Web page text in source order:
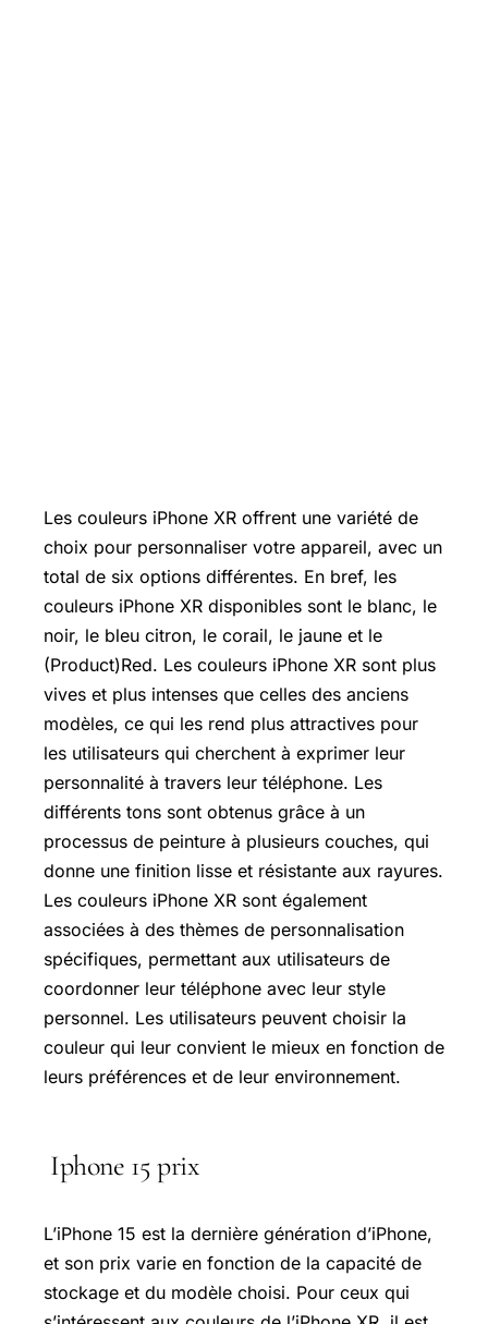
Les couleurs iPhone XR offrent une variété de
choix pour personnaliser votre appareil, avec un
total de six options différentes. En bref, les
couleurs iPhone XR disponibles sont le blanc, le
noir, le bleu citron, le corail, le jaune et le
(Product)Red. Les couleurs iPhone XR sont plus
vives et plus intenses que celles des anciens
modèles, ce qui les rend plus attractives pour
les utilisateurs qui cherchent à exprimer leur
personnalité à travers leur téléphone. Les
différents tons sont obtenus grâce à un
processus de peinture à plusieurs couches, qui
donne une finition lisse et résistante aux rayures.
Les couleurs iPhone XR sont également
associées à des thèmes de personnalisation
spécifiques, permettant aux utilisateurs de
coordonner leur téléphone avec leur style
personnel. Les utilisateurs peuvent choisir la
couleur qui leur convient le mieux en fonction de
leurs préférences et de leur environnement.
Iphone 15 prix
L’iPhone 15 est la dernière génération d’iPhone,
et son prix varie en fonction de la capacité de
stockage et du modèle choisi. Pour ceux qui